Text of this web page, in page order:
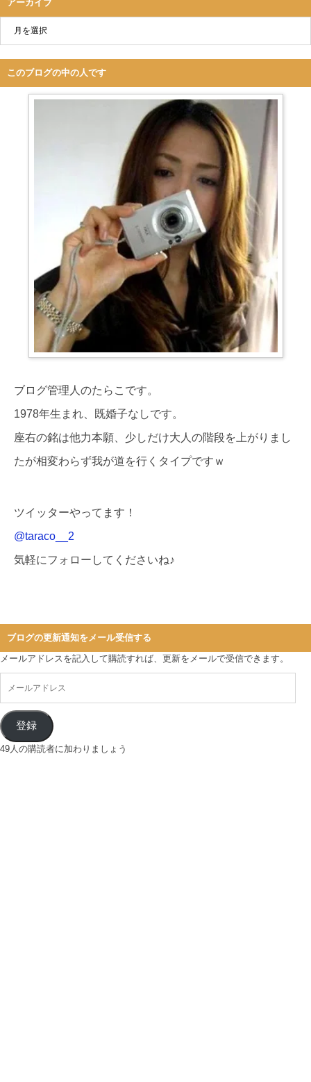
アーカイブ
このブログの中の人です
ブログ管理人のたらこです。
1978年生まれ、既婚子なしです。
座右の銘は他力本願、少しだけ大人の階段を上がりまし
たが相変わらず我が道を行くタイプですｗ
ツイッターやってます！
@taraco__2
気軽にフォローしてくださいね♪
ブログの更新通知をメール受信する
メールアドレスを記入して購読すれば、更新をメールで受信できます。
登録
49人の購読者に加わりましょう